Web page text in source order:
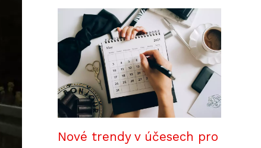
Nové trendy v účesech pro